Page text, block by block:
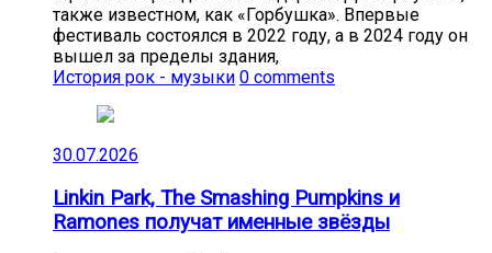
также известном, как «Горбушка». Впервые
фестиваль состоялся в 2022 году, а в 2024 году он
вышел за пределы здания,
История рок - музыки 0 comments
30.07.2026
Linkin Park, The Smashing Pumpkins и
Ramones получат именные звёзды